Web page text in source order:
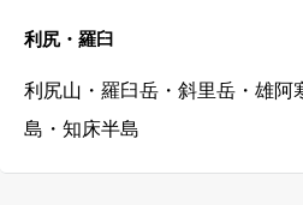
利尻・羅臼
利尻山・羅臼岳・ 斜里岳・ 雄阿
島 ・知床半島